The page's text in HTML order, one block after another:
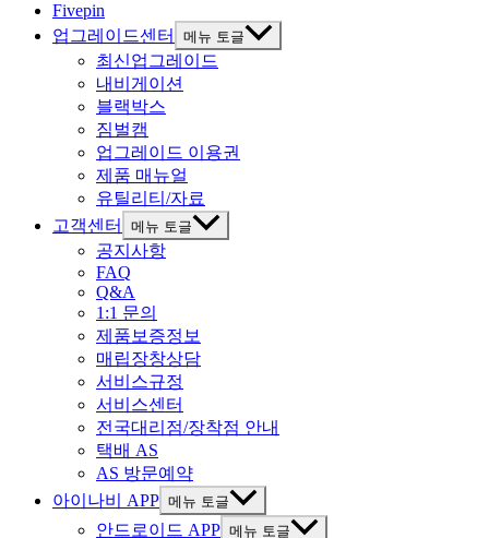
Fivepin
업그레이드센터
메뉴 토글
최신업그레이드
내비게이션
블랙박스
짐벌캠
업그레이드 이용권
제품 매뉴얼
유틸리티/자료
고객센터
메뉴 토글
공지사항
FAQ
Q&A
1:1 문의
제품보증정보
매립장창상담
서비스규정
서비스센터
전국대리점/장착점 안내
택배 AS
AS 방문예약
아이나비 APP 메뉴 토글
안드로이드 APP 메뉴 토글